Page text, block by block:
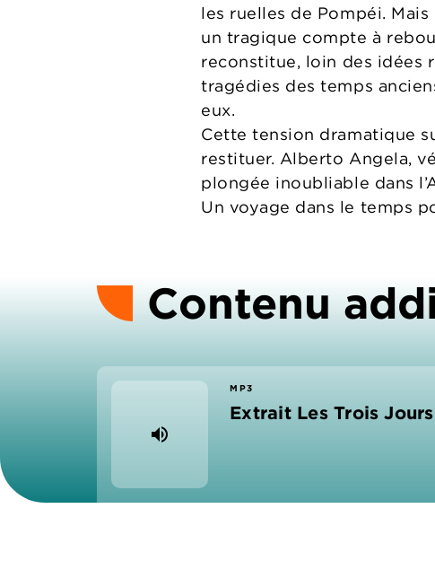
les ruelles de Pompéi.
un tragique compte à
reconstitue, loin des idées
tragédies des temps
eux.
Cette tension dramatique
restituer. Alberto Angela,
plongée inoubliable dans
Un voyage dans le temps
Contenu
volume_up
MP3
Extrait Les Trois